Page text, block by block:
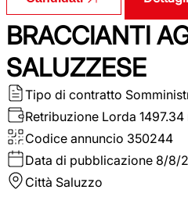
BRACCIANTI
SALUZZESE
Tipo di contratto
Retribuzione Lorda
Codice annuncio 350244
Data di pubblicazione 8/8/
Città Saluzzo